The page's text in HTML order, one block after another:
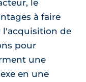
le
à faire
l'acquisition de
pour
une
en une